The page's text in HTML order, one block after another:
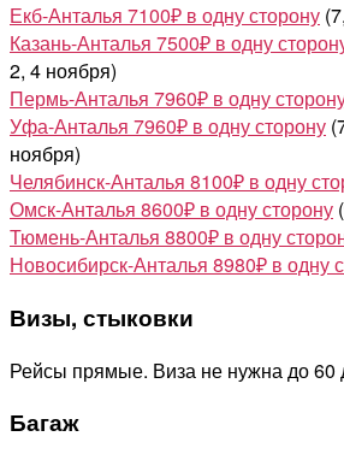
Екб-Анталья 7100₽ в одну сторону
Казань-Анталья 7500₽ в одну
2, 4 ноября)
Пермь-Анталья 7960₽ в одну
Уфа-Анталья 7960₽ в одну сторону
ноября)
Челябинск-Анталья 8100₽ в одну
Омск-Анталья 8600₽ в одну сторону
Тюмень-Анталья 8800₽ в одну
Новосибирск-Анталья 8980₽ в одну
Визы, стыковки
Рейсы прямые. Виза не нужна до 60
Багаж